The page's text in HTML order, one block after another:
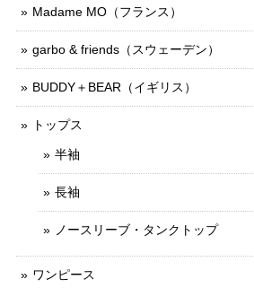
Madame MO（フランス）
garbo & friends（スウェーデン）
BUDDY＋BEAR（イギリス）
トップス
半袖
長袖
ノースリーブ・タンクトップ
ワンピース